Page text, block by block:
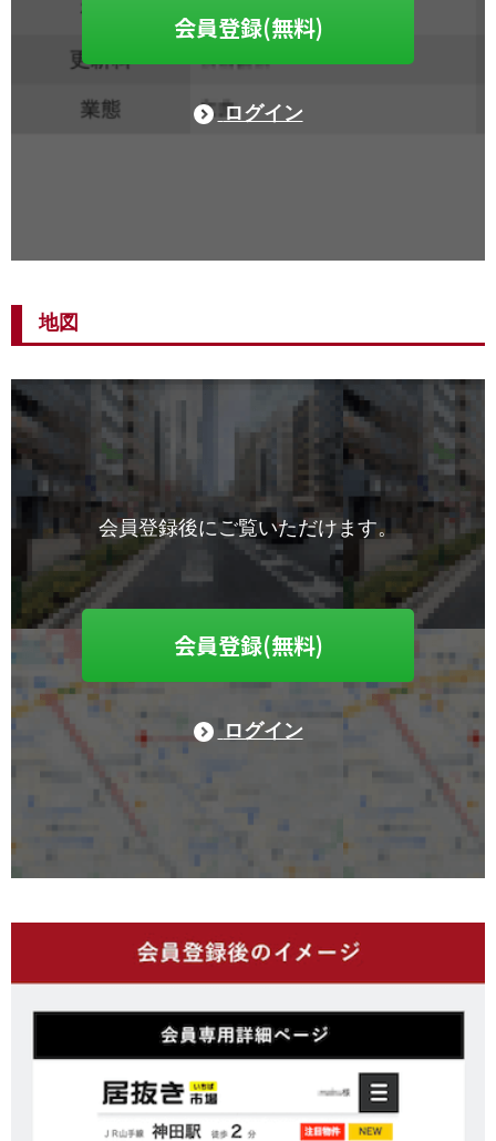
会員登録(無料)
ログイン
地図
会員登録後にご覧いただけます。
会員登録(無料)
ログイン